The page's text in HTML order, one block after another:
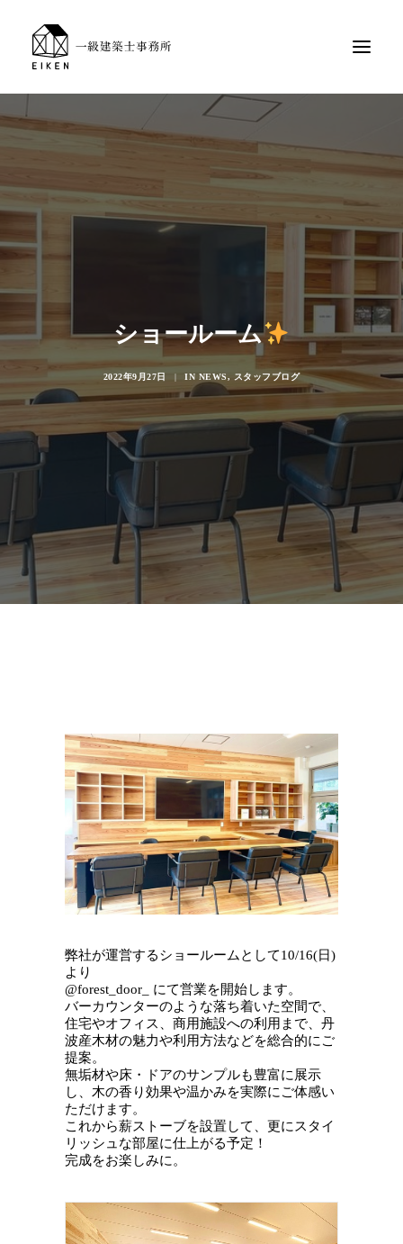
ショールーム
2022年9月27日 | IN NEWS, スタッフブログ
弊社が運営するショールームとして10/16(日)
より
@forest_door_ にて営業を開始します。
バーカウンターのような落ち着いた空間で、
住宅やオフィス、商用施設への利用まで、丹
波産木材の魅力や利用方法などを総合的にご
提案。
無垢材や床・ドアのサンプルも豊富に展示
し、木の香り効果や温かみを実際にご体感い
ただけます。
これから薪ストーブを設置して、更にスタイ
リッシュな部屋に仕上がる予定！
完成をお楽しみに。